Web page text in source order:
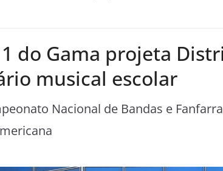
do Gama projeta
musical escolar
Nacional de Bandas e